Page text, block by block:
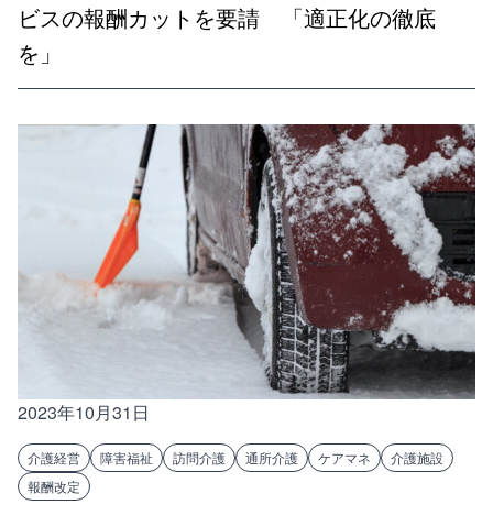
ビスの報酬カットを要請 「適正化の徹底
を」
2023年10月31日
介護経営 障害福祉 訪問介護 通所介護 ケアマネ
介護施設
報酬改定